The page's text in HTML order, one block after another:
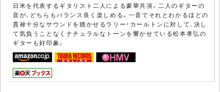
日米を代表するギタリスト二人による豪華共演。二人のギターの
音が、どちらもバランス良く楽しめる。一音でそれとわかるほどの
貫禄十分なサウンドを聴かせるラリー・カールトンに対して、決し
て気負うことなくナチュラルなトーンを響かせている松本孝弘の
ギターも好印象。